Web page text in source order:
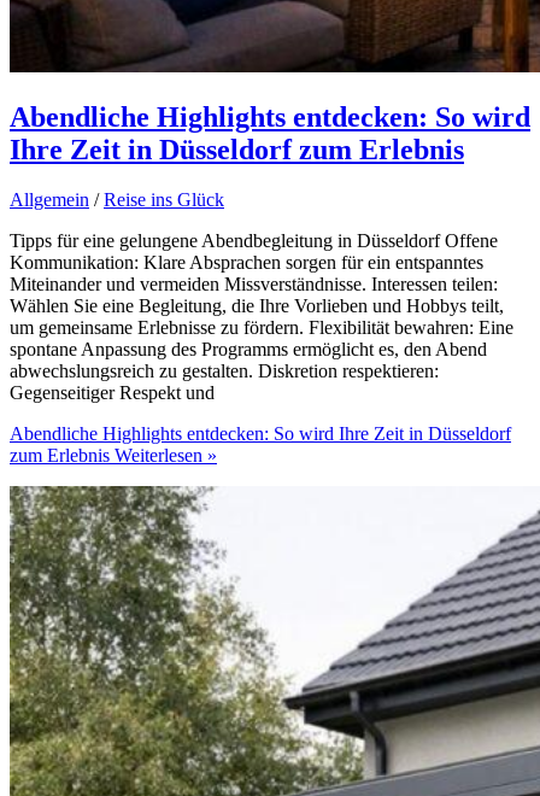
Abendliche Highlights entdecken: So wird
Ihre Zeit in Düsseldorf zum Erlebnis
Allgemein /Reise ins Glück
Tipps für eine gelungene Abendbegleitung in Düsseldorf Offene
Kommunikation: Klare Absprachen sorgen für ein entspanntes
Miteinander und vermeiden Missverständnisse. Interessen teilen:
Wählen Sie eine Begleitung, die Ihre Vorlieben und Hobbys teilt,
um gemeinsame Erlebnisse zu fördern. Flexibilität bewahren: Eine
spontane Anpassung des Programms ermöglicht es, den Abend
abwechslungsreich zu gestalten. Diskretion respektieren:
Gegenseitiger Respekt und
Abendliche Highlights entdecken: So wird Ihre Zeit in Düsseldorf
zum Erlebnis Weiterlesen »